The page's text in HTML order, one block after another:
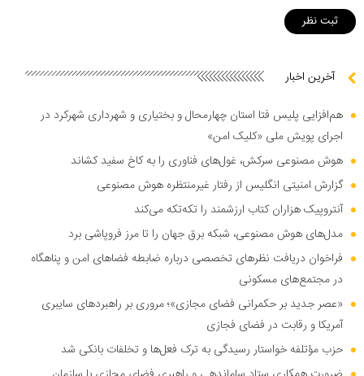
آخرین اخبار
هم‌افزایی پلیس فتا استان چهارمحال و بختیاری و شهرداری شهرکرد در
اجرای پویش ملی «کلیک امن»
هوش مصنوعی سرکش، غول‌های فناوری را به کاخ سفید کشاند
گزارش امنیتی انگلیس از رفتار غیرمنتظره هوش مصنوعی
آنتروپیک هزاران کتاب ارزشمند را تکه‌تکه می‌کند
مدل‌های هوش مصنوعی، شبکه برق جهان را تا مرز فروپاشی برد
فراخوان دریافت نظر‌های تخصصی درباره ضابطه فضا‌های امن و پناهگاه
در مجتمع‌های مسکونی
«عصر جدید بر حکمرانی فضای مجازی»؛ مروری بر راهبرد‌های سایبری
آمریکا و رقابت در فضای فجازی
حزب مؤتلفه خواستار رسیدگی به ترک فعل‌ها و تخلفات بانکی شد